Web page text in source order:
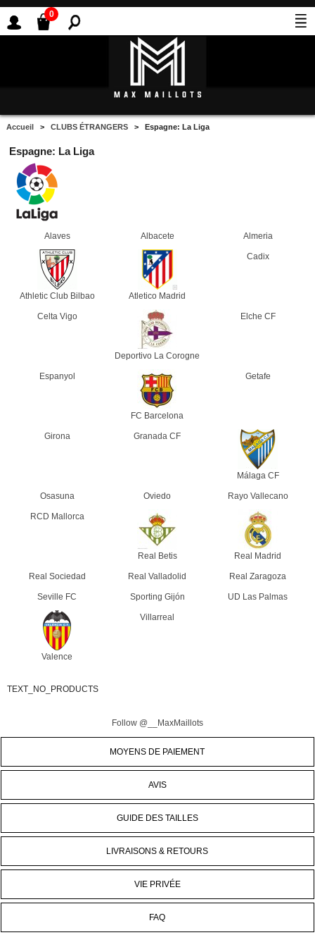
0
Accueil >CLUBS ÉTRANGERS > Espagne: La Liga
Espagne: La Liga
Alaves Albacete Almeria
Athletic Club Bilbao Atletico Madrid
Cadix
Celta Vigo
Deportivo La Corogne
Elche CF
Espanyol
FC Barcelona
Getafe
Girona Granada CF
Málaga CF
Osasuna Oviedo Rayo Vallecano
RCD Mallorca
Real Betis Real Madrid
Real Sociedad Real Valladolid Real Zaragoza
Seville FC Sporting Gijón UD Las Palmas
Valence
Villarreal
TEXT_NO_PRODUCTS
Follow @__MaxMaillots
MOYENS DE PAIEMENT
AVIS
GUIDE DES TAILLES
LIVRAISONS & RETOURS
VIE PRIVÉE
FAQ